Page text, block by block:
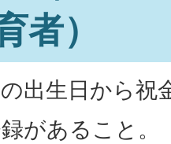
者）
出生日から祝
があること。